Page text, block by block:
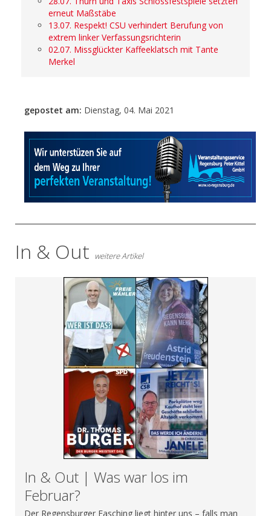
erneut Maßstäbe
13.07. Respekt! CSU verhindert Berufung von
extrem linker Verfassungsrichterin
02.07. Missglückter Kaffeeklatsch mit Tante
Merkel
gepostet am: Dienstag, 04. Mai 2021
- Anzeige -
In & Out weitere Artikel
In & Out | Was war los im
Februar?
Der Regensburger Fasching liegt hinter uns – falls man